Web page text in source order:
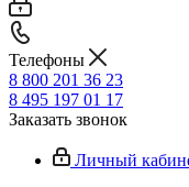
Телефоны
8 800 201 36 23
8 495 197 01 17
Заказать звонок
Личный